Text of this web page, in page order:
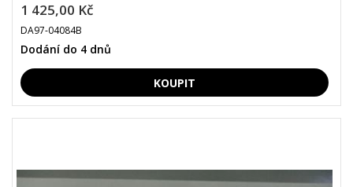
1 425,00 Kč
DA97-04084B
Dodání do 4 dnů